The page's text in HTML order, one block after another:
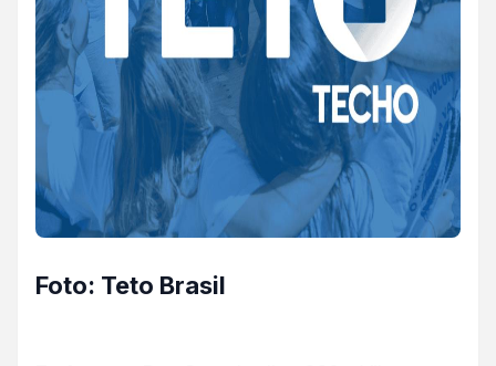
Foto: Teto Brasil